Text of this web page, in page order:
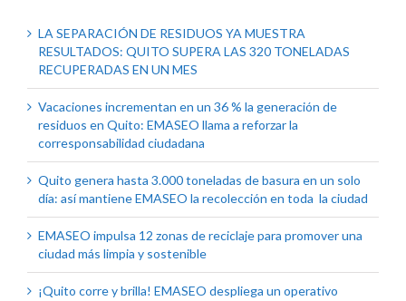
LA SEPARACIÓN DE RESIDUOS YA MUESTRA
RESULTADOS: QUITO SUPERA LAS 320 TONELADAS
RECUPERADAS EN UN MES
Vacaciones incrementan en un 36 % la generación de
residuos en Quito: EMASEO llama a reforzar la
corresponsabilidad ciudadana
Quito genera hasta 3.000 toneladas de basura en un solo
día: así mantiene EMASEO la recolección en toda la ciudad
EMASEO impulsa 12 zonas de reciclaje para promover una
ciudad más limpia y sostenible
¡Quito corre y brilla! EMASEO despliega un operativo